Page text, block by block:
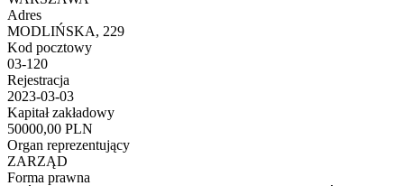
Adres
MODLIŃSKA, 229
Kod pocztowy
03-120
Rejestracja
2023-03-03
Kapitał zakładowy
50000,00 PLN
Organ reprezentujący
ZARZĄD
Forma prawna